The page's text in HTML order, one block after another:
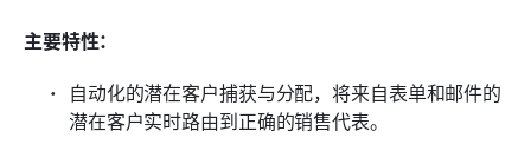
主要特性：
自动化的潜在客户捕获与分配，将来自表单和邮件的
潜在客户实时路由到正确的销售代表。